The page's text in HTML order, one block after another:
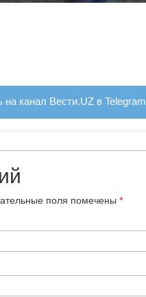
канал Вести.UZ в Telegram
поля помечены *